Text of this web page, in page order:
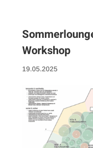
Workshop
19.05.2025